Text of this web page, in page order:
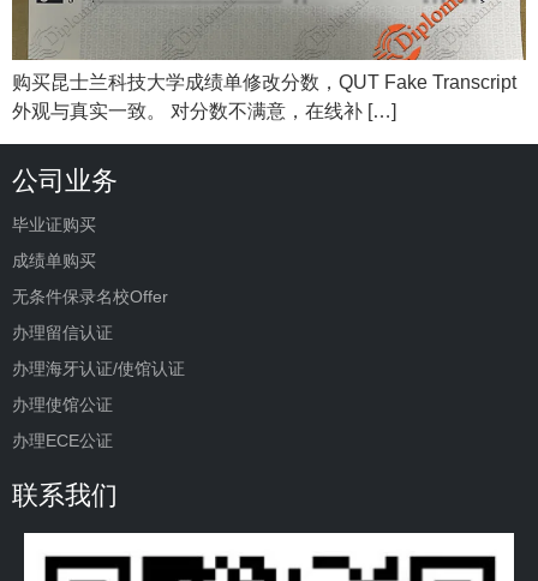
购买昆士兰科技大学成绩单修改分数，QUT Fake Transcript
外观与真实一致。 对分数不满意，在线补 […]
公司业务
毕业证购买
成绩单购买
无条件保录名校Offer
办理留信认证
办理海牙认证/使馆认证
办理使馆公证
办理ECE公证
联系我们